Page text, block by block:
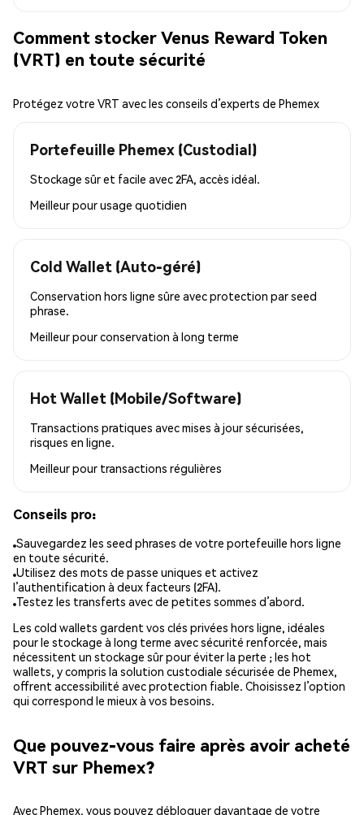
Comment stocker Venus Reward Token
(VRT) en toute sécurité
Protégez votre VRT avec les conseils d’experts de Phemex
Portefeuille Phemex (Custodial)
Stockage sûr et facile avec 2FA, accès idéal.
Meilleur pourusage quotidien
Cold Wallet (Auto-géré)
Conservation hors ligne sûre avec protection par seed
phrase.
Meilleur pourconservation à long terme
Hot Wallet (Mobile/Software)
Transactions pratiques avec mises à jour sécurisées,
risques en ligne.
Meilleur pour transactions régulières
Conseils pro:
Sauvegardez les seed phrases de votre portefeuille hors ligne
en toute sécurité.
Utilisez des mots de passe uniques et activez
l’authentification à deux facteurs (2FA).
Testez les transferts avec de petites sommes d’abord.
Les cold wallets gardent vos clés privées hors ligne, idéales
pour le stockage à long terme avec sécurité renforcée, mais
nécessitent un stockage sûr pour éviter la perte ; les hot
wallets, y compris la solution custodiale sécurisée de Phemex,
offrent accessibilité avec protection fiable. Choisissez l’option
qui correspond le mieux à vos besoins.
Que pouvez-vous faire après avoir acheté
VRT sur Phemex?
Avec Phemex, vous pouvez débloquer davantage de votre